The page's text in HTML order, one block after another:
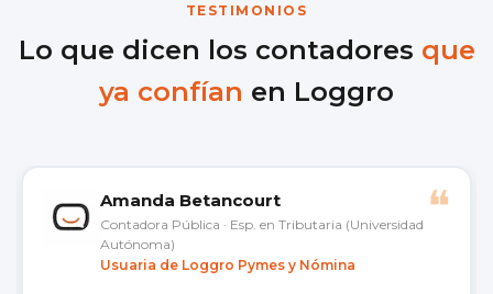
TESTIMONIOS
Lo que dicen los contadores que
ya confían en Loggro
Amanda Betancourt
Contadora Pública · Esp. en Tributaria (Universidad
Autónoma)
Usuaria de Loggro Pymes y Nómina
❝